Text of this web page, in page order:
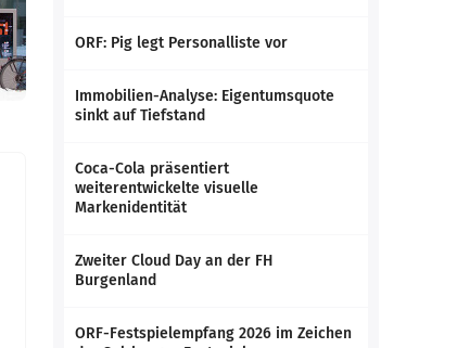
ORF: Pig legt Personalliste vor
Immobilien-Analyse: Eigentumsquote
sinkt auf Tiefstand
Coca-Cola präsentiert
weiterentwickelte visuelle
Markenidentität
Zweiter Cloud Day an der FH
Burgenland
ORF-Festspielempfang 2026 im Zeichen